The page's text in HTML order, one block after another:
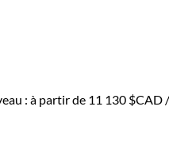
: à partir de 11 130 $CAD